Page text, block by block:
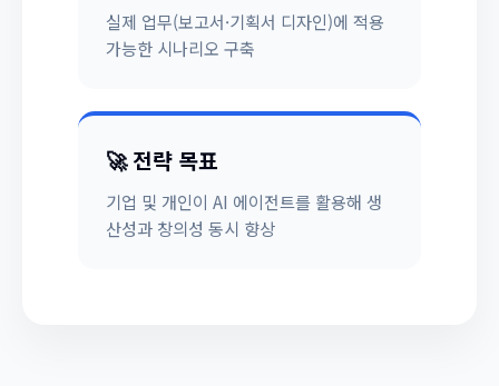
실제 업무(보고서·기획서 디자인)에 적용
가능한 시나리오 구축
🚀 전략 목표
기업 및 개인이 AI 에이전트를 활용해 생
산성과 창의성 동시 향상